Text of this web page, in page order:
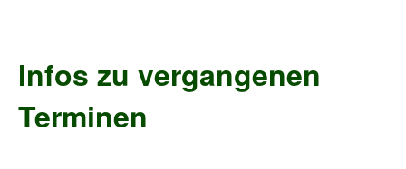
Infos zu vergangenen
Terminen